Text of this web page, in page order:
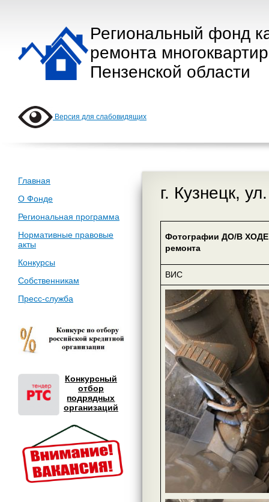
Региональный фонд
ремонта
Пензенской области
Версия для слабовидящих
Главная
О Фонде
Региональная программа
Нормативные правовые
акты
Конкурсы
Собственникам
Пресс-служба
Конкурсный
отбор
подрядных
организаций
г. Кузнецк,
Фотографии ДО/В ХОДЕ
ремонта
ВИС